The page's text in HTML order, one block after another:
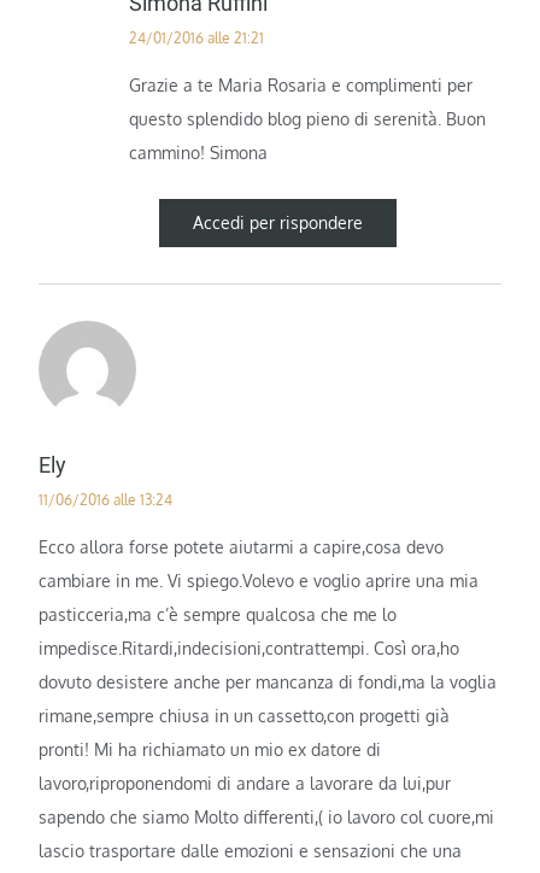
24/01/2016 alle 21:21
Grazie a te Maria Rosaria e complimenti per
questo splendido blog pieno di serenità. Buon
cammino! Simona
Accedi per rispondere
Ely
11/06/2016 alle 13:24
Ecco allora forse potete aiutarmi a capire,cosa devo
cambiare in me. Vi spiego.Volevo e voglio aprire una mia
pasticceria,ma c’è sempre qualcosa che me lo
impedisce.Ritardi,indecisioni,contrattempi. Così ora,ho
dovuto desistere anche per mancanza di fondi,ma la voglia
rimane,sempre chiusa in un cassetto,con progetti già
pronti! Mi ha richiamato un mio ex datore di
lavoro,riproponendomi di andare a lavorare da lui,pur
sapendo che siamo Molto differenti,( io lavoro col cuore,mi
lascio trasportare dalle emozioni e sensazioni che una